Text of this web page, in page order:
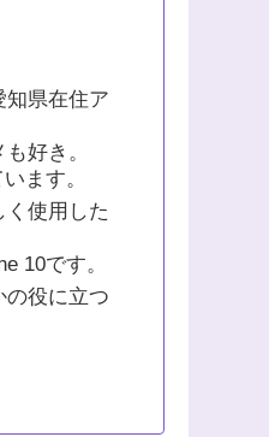
知県在住ア
好き。
ます。
く使用した
10です。
の役に立つ